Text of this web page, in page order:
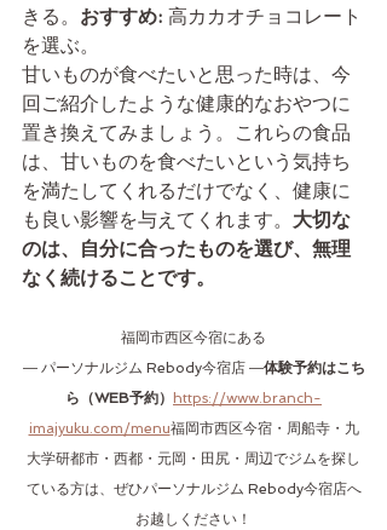
きる。 おすすめ: 高カカオチョコレート
を選ぶ。
甘いものが食べたいと思った時は、今
回ご紹介したような健康的なおやつに
置き換えてみましょう。これらの食品
は、甘いものを食べたいという気持ち
を満たしてくれるだけでなく、健康に
も良い影響を与えてくれます。 大切な
のは、自分に合ったものを選び、無理
なく続けることです。
福岡市西区今宿にある
― パーソナルジム Rebody今宿店 ―体験予約はこち
ら（WEB予約）
https://www.branch-
imajyuku.com/menu福岡市西区今宿・周船寺・九
大学研都市・西都・元岡・田尻・周辺でジムを探し
ている方は、ぜひパーソナルジム Rebody今宿店へ
お越しください！